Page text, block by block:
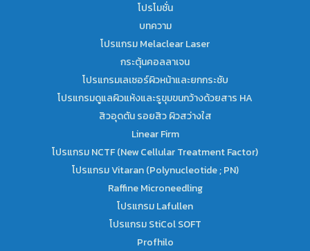
โปรโมชั่น
บทความ
โปรแกรม Melaclear Laser
กระตุ้นคอลลาเจน
โปรแกรมเลเซอร์ผิวหน้าและยกกระชับ
โปรแกรมดูแลผิวแห้งและรูขุมขนกว้างด้วยสาร HA
สิวอุดตัน รอยสิว ผิวสว่างใส
Linear Firm
โปรแกรม NCTF (New Cellular Treatment Factor)
โปรแกรม Vitaran (Polynucleotide ; PN)
Raffine Microneedling
โปรแกรม Lafullen
โปรแกรม StiCol SOFT
Profhilo